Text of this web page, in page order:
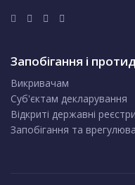
Запобігання і
Викривачам
Суб'єктам декларування
Відкриті державні реєстри
Запобігання та